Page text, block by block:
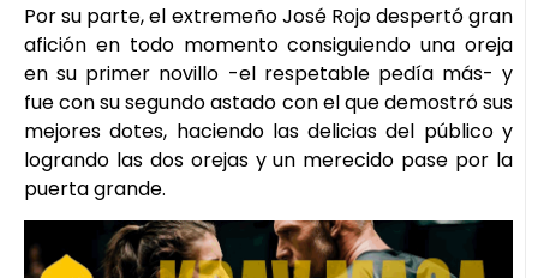
Por su parte, el extremeño José Rojo despertó gran
afición en todo momento consiguiendo una oreja
en su primer novillo -el respetable pedía más- y
fue con su segundo astado con el que demostró sus
mejores dotes, haciendo las delicias del público y
logrando las dos orejas y un merecido pase por la
puerta grande.